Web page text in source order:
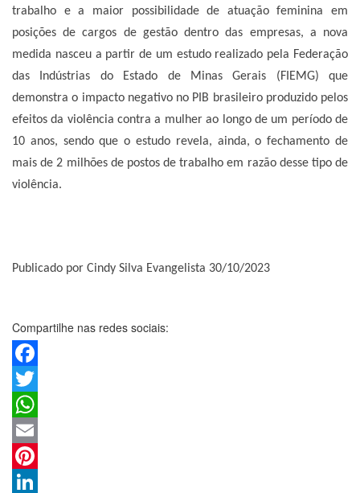
trabalho e a maior possibilidade de atuação feminina em
posições de cargos de gestão dentro das empresas, a nova
medida nasceu a partir de um estudo realizado pela Federação
das Indústrias do Estado de Minas Gerais (FIEMG) que
demonstra o impacto negativo no PIB brasileiro produzido pelos
efeitos da violência contra a mulher ao longo de um período de
10 anos, sendo que o estudo revela, ainda, o fechamento de
mais de 2 milhões de postos de trabalho em razão desse tipo de
violência.
Publicado por Cindy Silva Evangelista 30/10/2023
Compartilhe nas redes sociais:
Facebook
Twitter
WhatsApp
Email
Pinterest